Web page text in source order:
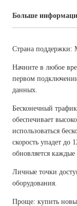
Больше
Страна поддержки:
Начните в любое
первом
данных.
Бесконечный
обеспечивает
использоваться
скорость упадет до
обновляется каждые
Личные точки
оборудования.
Проще: купить